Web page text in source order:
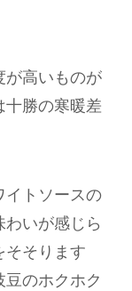
が高いものが
十勝の寒暖差
イトソースの
いが感じら
そそります
のホクホク